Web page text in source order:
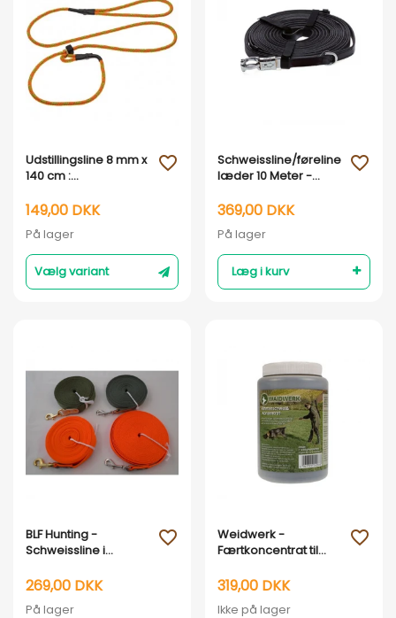
Vis her
Udstillingsline 8 mm x
140 cm :
149,00 DKK
På lager
Vælg variant
favorite_outline
Vis her
Schweissline/føreline
læder 10 Meter -
369,00 DKK
På lager
Læg i kurv
favorite_outline
BLF Hunting -
Schweissline i
25mm
269,00 DKK
På lager
favorite_outline
Vis her
Weidwerk -
Færtkoncentrat til
sportræning
319,00 DKK
Ikke på lager
favorite_outline